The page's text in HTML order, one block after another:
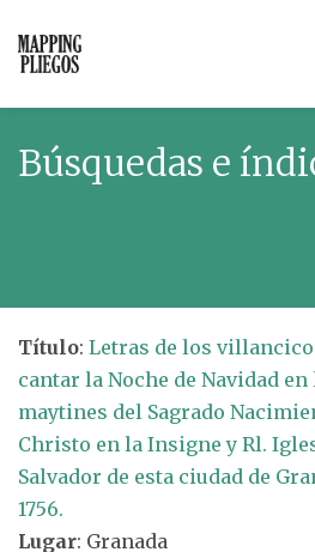
Búsquedas e
Título: Letras de los
cantar la Noche de Navidad
maytines del Sagrado
Christo en la Insigne y Rl.
Salvador de esta ciudad de
1756.
Lugar: Granada